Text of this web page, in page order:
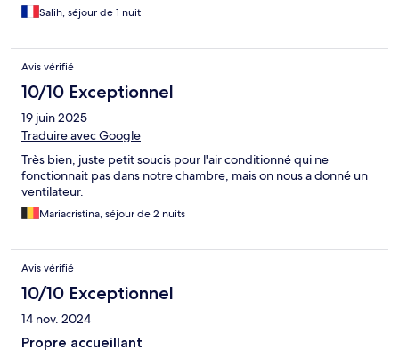
Salih, séjour de 1 nuit
Avis vérifié
10/10 Exceptionnel
19 juin 2025
Traduire avec Google
Très bien, juste petit soucis pour l'air conditionné qui ne
fonctionnait pas dans notre chambre, mais on nous a donné un
ventilateur.
Mariacristina, séjour de 2 nuits
Avis vérifié
10/10 Exceptionnel
14 nov. 2024
Propre accueillant